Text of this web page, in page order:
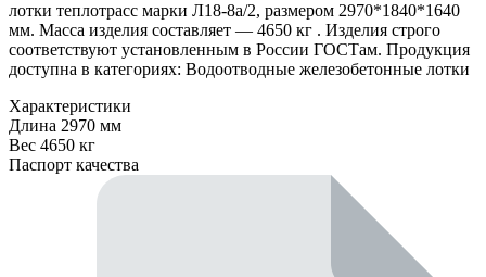
лотки теплотрасс марки Л18-8а/2, размером 2970*1840*1640
мм. Масса изделия составляет — 4650 кг . Изделия строго
соответствуют установленным в России ГОСТам. Продукция
доступна в категориях: Водоотводные железобетонные лотки
Характеристики
Длина 2970 мм
Вес 4650 кг
Паспорт качества